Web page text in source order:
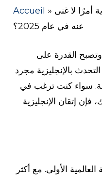
Accueil » أمرًا لا غنى
عنه في عام 2025؟
القدرة على
بالإنجليزية مجرد
سواء كنت ترغب في
فإن إتقان الإنجليزية
العالمية الأولى. مع أكثر